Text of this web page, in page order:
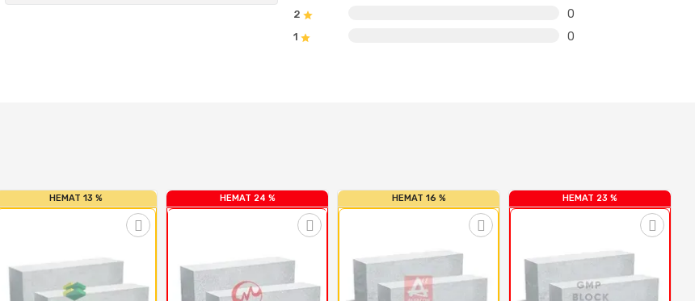
2 0
1 0
HEMAT 13 % HEMAT 24 % HEMAT 16 % HEMAT 23 %